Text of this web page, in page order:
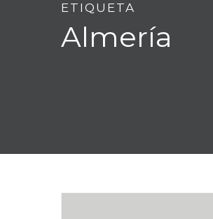
ETIQUETA
Almería